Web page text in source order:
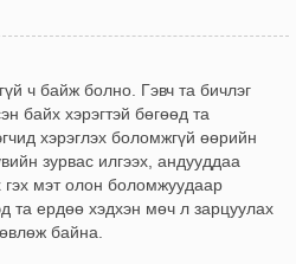
ч байж болно. Гэвч та бичлэг
байх хэрэгтэй бөгөөд та
хэрэглэх боломжгүй өөрийн
зурвас илгээх, андууддаа
гэх мэт олон боломжуудаар
та ердөө хэдхэн мөч л зарцуулах
байна.